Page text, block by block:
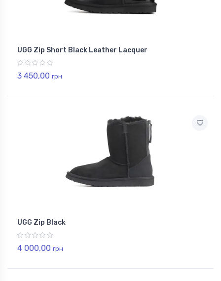
UGG Zip Short Black Leather Lacquer
3 450,00 грн
UGG Zip Black
4 000,00 грн